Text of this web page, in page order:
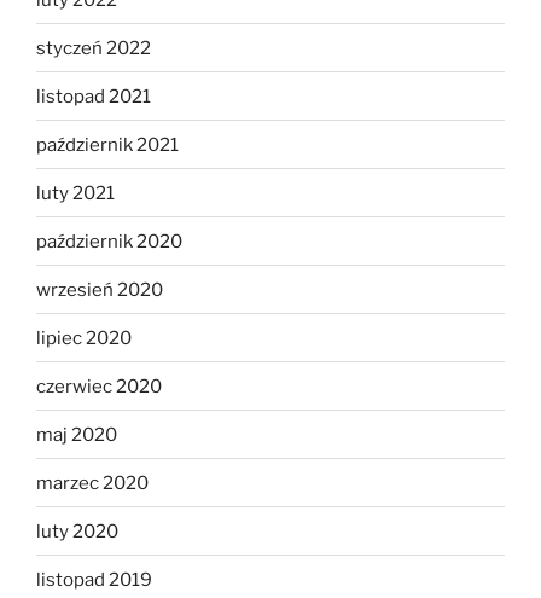
styczeń 2022
listopad 2021
październik 2021
luty 2021
październik 2020
wrzesień 2020
lipiec 2020
czerwiec 2020
maj 2020
marzec 2020
luty 2020
listopad 2019